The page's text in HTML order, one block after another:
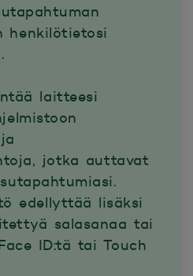
henkilötietosi
laitteesi
jotka auttavat
edellyttää lisäksi
salasanaa tai
ID:tä tai Touch